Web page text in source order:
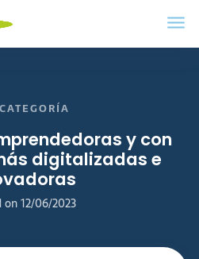
y con
digitalizadas e
on12/06/2023